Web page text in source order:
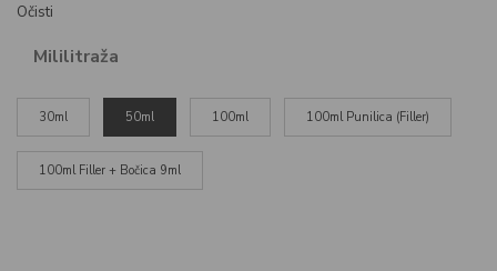
Mililitraža
30ml 50ml 100ml 100ml Punilica (Filler)
100ml Filler + Bočica 9ml
Očisti